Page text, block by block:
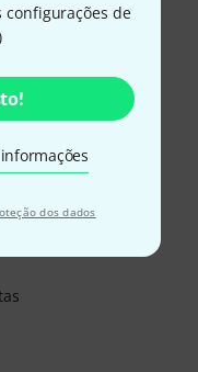
de
dos dados
segura através de
de crédito.
volta